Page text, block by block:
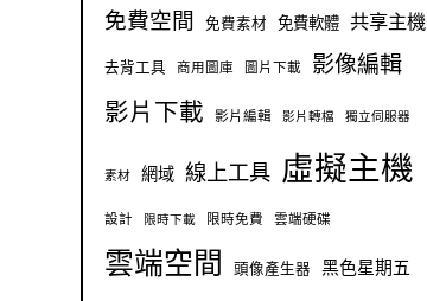
免費空間 免費素材 免費軟體 共享主機
去背工具 商用圖庫 圖片下載 影像編輯
影片下載 影片編輯 影片轉檔 獨立伺服器
素材 網域 線上工具 虛擬主機
設計 限時下載 限時免費 雲端硬碟
雲端空間 頭像產生器 黑色星期五